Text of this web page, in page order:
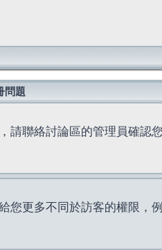
問題
聯絡討論區的管理員確認
更多不同於訪客的權限，